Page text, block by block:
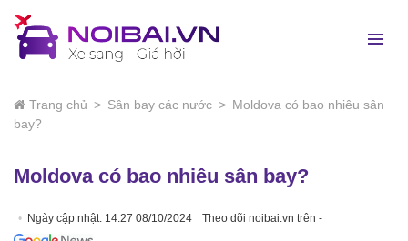
Trang chủ > Sân bay các nước > Moldova có bao nhiêu sân
bay?
Moldova có bao nhiêu sân bay?
Ngày cập nhật: 14:27 08/10/2024 Theo dõi noibai.vn trên -